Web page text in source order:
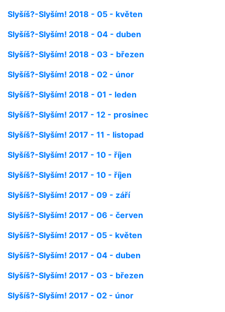
Slyšíš?-Slyším! 2018 - 05 - květen
Slyšíš?-Slyším! 2018 - 04 - duben
Slyšíš?-Slyším! 2018 - 03 - březen
Slyšíš?-Slyším! 2018 - 02 - únor
Slyšíš?-Slyším! 2018 - 01 - leden
Slyšíš?-Slyším! 2017 - 12 - prosinec
Slyšíš?-Slyším! 2017 - 11 - listopad
Slyšíš?-Slyším! 2017 - 10 - říjen
Slyšíš?-Slyším! 2017 - 10 - říjen
Slyšíš?-Slyším! 2017 - 09 - září
Slyšíš?-Slyším! 2017 - 06 - červen
Slyšíš?-Slyším! 2017 - 05 - květen
Slyšíš?-Slyším! 2017 - 04 - duben
Slyšíš?-Slyším! 2017 - 03 - březen
Slyšíš?-Slyším! 2017 - 02 - únor